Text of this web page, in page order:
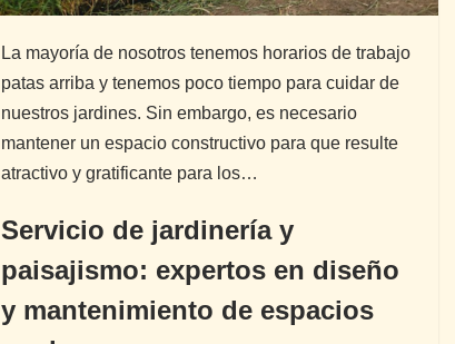
La mayoría de nosotros tenemos horarios de trabajo
patas arriba y tenemos poco tiempo para cuidar de
nuestros jardines. Sin embargo, es necesario
mantener un espacio constructivo para que resulte
atractivo y gratificante para los…
Servicio de jardinería y
paisajismo: expertos en diseño
y mantenimiento de espacios